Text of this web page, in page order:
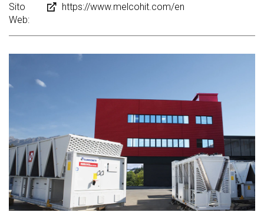
Sito
Web:
https://www.melcohit.com/en